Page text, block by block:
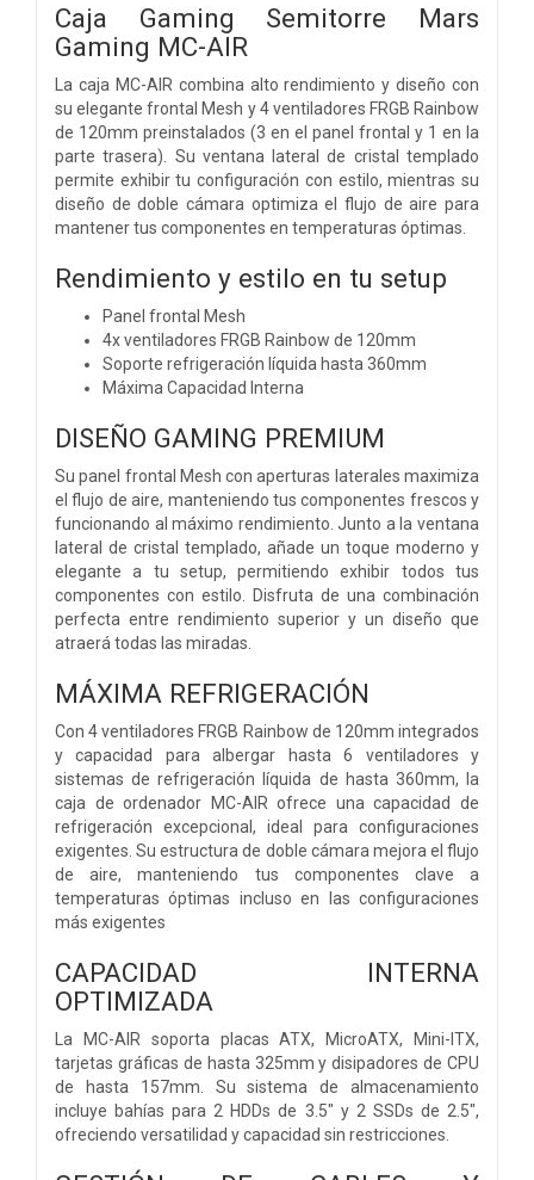
Caja Gaming Semitorre Mars
Gaming MC-AIR
La caja MC-AIR combina alto rendimiento y diseño con
su elegante frontal Mesh y 4 ventiladores FRGB Rainbow
de 120mm preinstalados (3 en el panel frontal y 1 en la
parte trasera). Su ventana lateral de cristal templado
permite exhibir tu configuración con estilo, mientras su
diseño de doble cámara optimiza el flujo de aire para
mantener tus componentes en temperaturas óptimas.
Rendimiento y estilo en tu setup
Panel frontal Mesh
4x ventiladores FRGB Rainbow de 120mm
Soporte refrigeración líquida hasta 360mm
Máxima Capacidad Interna
DISEÑO GAMING PREMIUM
Su panel frontal Mesh con aperturas laterales maximiza
el flujo de aire, manteniendo tus componentes frescos y
funcionando al máximo rendimiento. Junto a la ventana
lateral de cristal templado, añade un toque moderno y
elegante a tu setup, permitiendo exhibir todos tus
componentes con estilo. Disfruta de una combinación
perfecta entre rendimiento superior y un diseño que
atraerá todas las miradas.
MÁXIMA REFRIGERACIÓN
Con 4 ventiladores FRGB Rainbow de 120mm integrados
y capacidad para albergar hasta 6 ventiladores y
sistemas de refrigeración líquida de hasta 360mm, la
caja de ordenador MC-AIR ofrece una capacidad de
refrigeración excepcional, ideal para configuraciones
exigentes. Su estructura de doble cámara mejora el flujo
de aire, manteniendo tus componentes clave a
temperaturas óptimas incluso en las configuraciones
más exigentes
CAPACIDAD INTERNA
OPTIMIZADA
La MC-AIR soporta placas ATX, MicroATX, Mini-ITX,
tarjetas gráficas de hasta 325mm y disipadores de CPU
de hasta 157mm. Su sistema de almacenamiento
incluye bahías para 2 HDDs de 3.5" y 2 SSDs de 2.5",
ofreciendo versatilidad y capacidad sin restricciones.